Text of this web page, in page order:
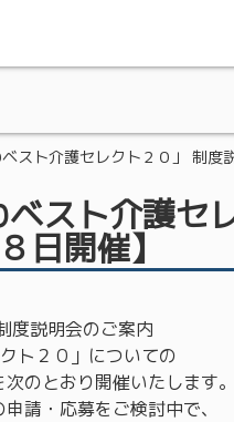
スト介護セレクト２０」 制度
スト介護セ
日開催】
度説明会のご案内
ト２０」についての
のとおり開催いたします。
請・応募をご検討中で、